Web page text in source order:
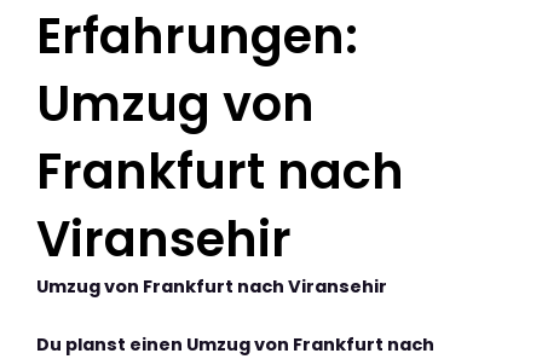
Erfahrungen:
Umzug von
Frankfurt nach
Viransehir
Umzug von Frankfurt nach Viransehir
Du planst einen Umzug von Frankfurt nach